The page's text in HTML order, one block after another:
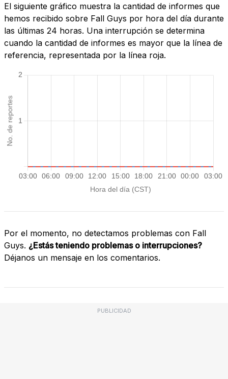
El siguiente gráfico muestra la cantidad de informes que
hemos recibido sobre Fall Guys por hora del día durante
las últimas 24 horas. Una interrupción se determina
cuando la cantidad de informes es mayor que la línea de
referencia, representada por la línea roja.
Por el momento, no detectamos problemas con Fall
Guys. ¿Estás teniendo problemas o interrupciones?
Déjanos un mensaje en los comentarios.
PUBLICIDAD